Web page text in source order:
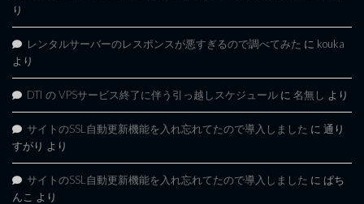
り
レンタルサーバーのレスポンスが悪すぎるので調べてみた に kouka
より
DTI の VPSサービス終了に伴う引っ越しスケジュール に 名無し より
サイトのSSL自動更新機能を入れ忘れてたので導入しました に 通り
すがり より
サイトのSSL自動更新機能を入れ忘れてたので導入しました に ぱち
んこ より